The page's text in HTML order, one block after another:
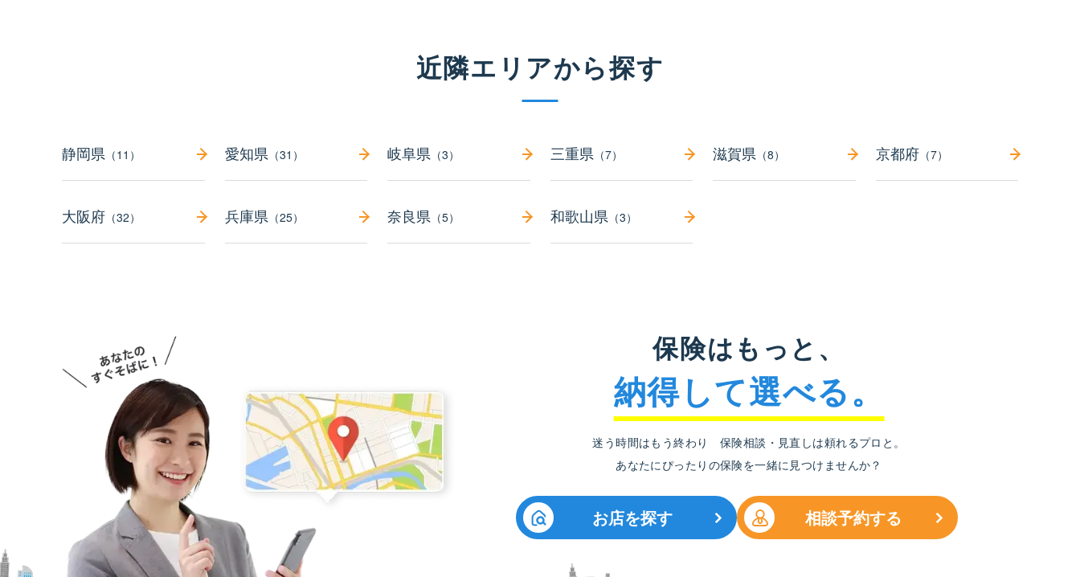
近隣エリアから探す
静岡県 （11） 愛知県（31） 岐阜県 （3） 三重県（7） 滋賀県 （8） 京都府（7）
大阪府 （32） 兵庫県（25） 奈良県 （5） 和歌山県（3）
保険はもっと、
納得して選べる。
迷う時間はもう終わり 保険相談・見直しは頼れるプロと。
あなたにぴったりの保険を一緒に見つけませんか？
お店を探す 相談予約する